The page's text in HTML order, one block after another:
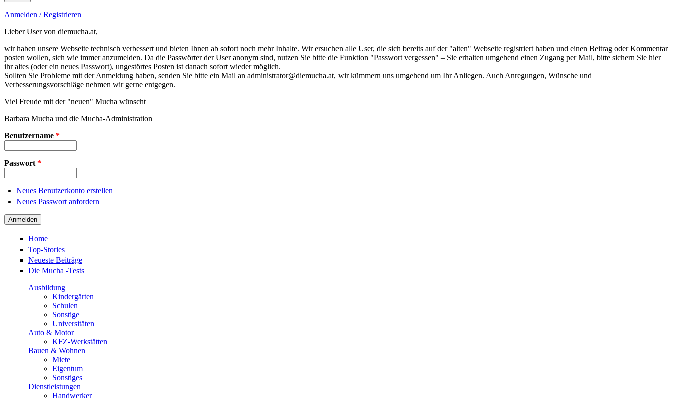
Anmelden / Registrieren
Lieber User von diemucha.at,
wir haben unsere Webseite technisch verbessert und bieten Ihnen ab sofort noch mehr Inhalte. Wir ersuchen alle User, die sich bereits auf der "alten" Webseite registriert haben und einen Beitrag oder Kommentar
posten wollen, sich wie immer anzumelden. Da die Passwörter der User anonym sind, nutzen Sie bitte die Funktion "Passwort vergessen" – Sie erhalten umgehend einen Zugang per Mail, bitte sichern Sie hier
ihr altes (oder ein neues Passwort), ungestörtes Posten ist danach sofort wieder möglich.
Sollten Sie Probleme mit der Anmeldung haben, senden Sie bitte ein Mail an administrator@diemucha.at, wir kümmern uns umgehend um Ihr Anliegen. Auch Anregungen, Wünsche und
Verbesserungsvorschläge nehmen wir gerne entgegen.
Viel Freude mit der "neuen" Mucha wünscht
Barbara Mucha und die Mucha-Administration
Benutzername *
Passwort *
Neues Benutzerkonto erstellen
Neues Passwort anfordern
Home
Top-Stories
Neueste Beiträge
Die Mucha -Tests
Ausbildung
Kindergärten
Schulen
Sonstige
Universitäten
Auto & Motor
KFZ-Werkstätten
Bauen & Wohnen
Miete
Eigentum
Sonstiges
Dienstleistungen
Handwerker